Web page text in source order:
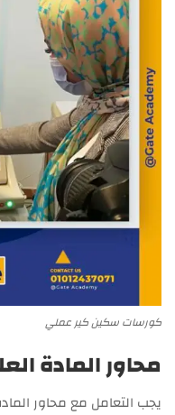
كورسات سكين كير عملي
محاور المادة
يجب التعامل مع محاور